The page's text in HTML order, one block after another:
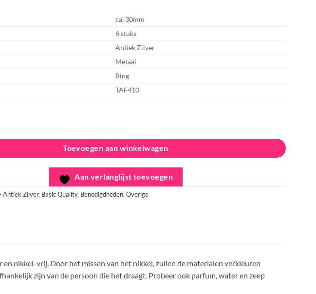
ca. 30mm
6 stuks
Antiek Zilver
Metaal
Ring
TAF410
Rond - Antiek Zilver aantal
Toevoegen aan winkelwagen
Aan verlanglijst toevoegen
Antiek Zilver, Basic Quality, Benodigdheden,Overige
nikkel-vrij. Door het missen van het nikkel, zullen de materialen verkleuren
zijn van de persoon die het draagt. Probeer ook parfum, water en zeep